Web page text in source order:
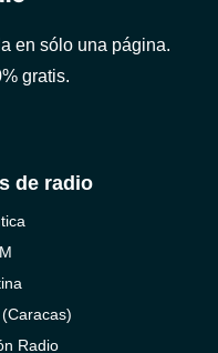
en sólo una página.
gratis.
de radio
Radio